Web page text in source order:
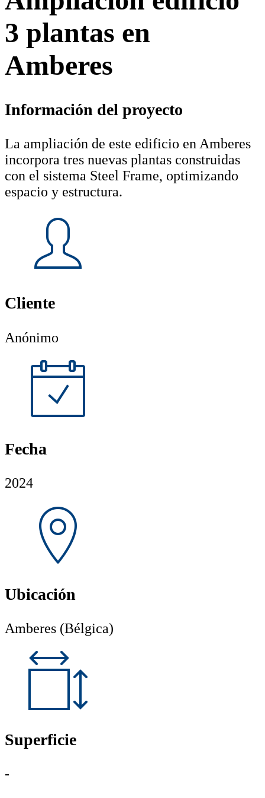
3 plantas en
Amberes
Información del proyecto
La ampliación de este edificio en Amberes
incorpora tres nuevas plantas construidas
con el sistema Steel Frame, optimizando
espacio y estructura.
Cliente
Anónimo
Fecha
2024
Ubicación
Amberes (Bélgica)
Superficie
-